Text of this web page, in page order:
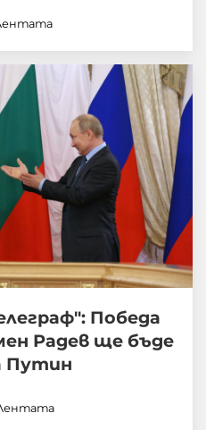
Победа
Радев ще бъде
Путин